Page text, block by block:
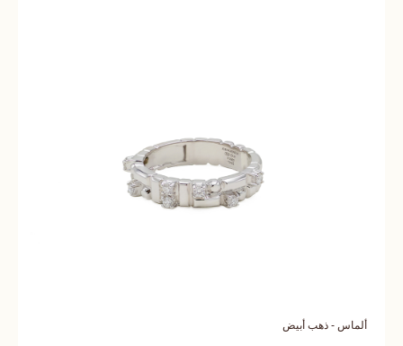
ألماس - ذهب أبيض